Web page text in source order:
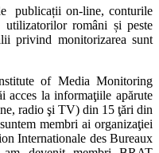
publicații on-line, conturile
români și peste
privind monitorizarea sunt
of Media Monitoring
la informaţiile apărute
radio şi TV) din 15 ţări din
membri ai organizaţiei
Internationale des Bureaux